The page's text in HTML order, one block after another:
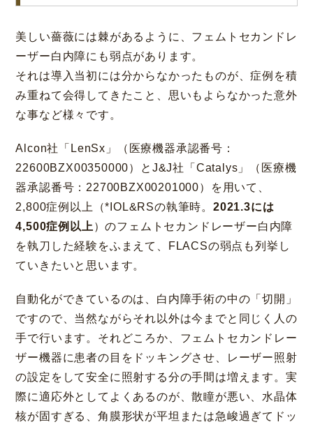
美しい薔薇には棘があるように、フェムトセカンドレ
ーザー白内障にも弱点があります。
それは導入当初には分からなかったものが、症例を積
み重ねて会得してきたこと、思いもよらなかった意外
な事など様々です。
Alcon社「LenSx」（医療機器承認番号：
22600BZX00350000）とJ&J社「Catalys」（医療機
器承認番号：22700BZX00201000）を用いて、
2,800症例以上（*IOL&RSの執筆時。 2021.3には
4,500症例以上）のフェムトセカンドレーザー白内障
を執刀した経験をふまえて、FLACSの弱点も列挙し
ていきたいと思います。
自動化ができているのは、白内障手術の中の「切開」
ですので、当然ながらそれ以外は今までと同じく人の
手で行います。それどころか、フェムトセカンドレー
ザー機器に患者の目をドッキングさせ、レーザー照射
の設定をして安全に照射する分の手間は増えます。実
際に適応外としてよくあるのが、散瞳が悪い、水晶体
核が固すぎる、角膜形状が平坦または急峻過ぎてドッ